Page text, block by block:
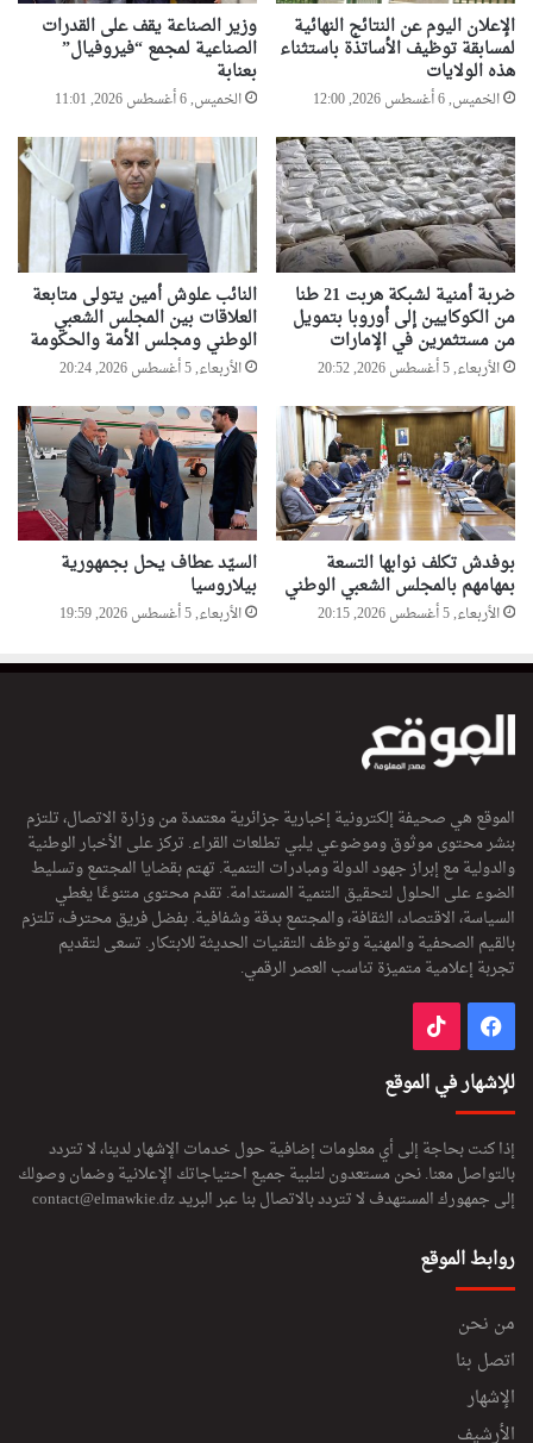
الإعلان اليوم عن النتائج النهائية
لمسابقة توظيف الأساتذة باستثناء
هذه الولايات
الخميس, 6 أغسطس 2026, 12:00
وزير الصناعة يقف على القدرات
الصناعية لمجمع “فيروفيال”
بعنابة
الخميس, 6 أغسطس 2026, 11:01
ضربة أمنية لشبكة هربت 21 طنا
من الكوكايين إلى أوروبا بتمويل
من مستثمرين في الإمارات
الأربعاء, 5 أغسطس 2026, 20:52
النائب علوش أمين يتولى متابعة
العلاقات بين المجلس الشعبي
الوطني ومجلس الأمة والحكومة
الأربعاء, 5 أغسطس 2026, 20:24
بوفدش تكلف نوابها التسعة
بمهامهم بالمجلس الشعبي الوطني
الأربعاء, 5 أغسطس 2026, 20:15
السيّد عطاف يحل بجمهورية
بيلاروسيا
الأربعاء, 5 أغسطس 2026, 19:59
الموقع هي صحيفة إلكترونية إخبارية جزائرية معتمدة من وزارة الاتصال، تلتزم
بنشر محتوى موثوق وموضوعي يلبي تطلعات القراء. تركز على الأخبار الوطنية
والدولية مع إبراز جهود الدولة ومبادرات التنمية. تهتم بقضايا المجتمع وتسليط
الضوء على الحلول لتحقيق التنمية المستدامة. تقدم محتوى متنوعًا يغطي
السياسة، الاقتصاد، الثقافة، والمجتمع بدقة وشفافية. بفضل فريق محترف، تلتزم
بالقيم الصحفية والمهنية وتوظف التقنيات الحديثة للابتكار. تسعى لتقديم
تجربة إعلامية متميزة تناسب العصر الرقمي.
فيسبوك
للإشهار في الموقع
إذا كنت بحاجة إلى أي معلومات إضافية حول خدمات الإشهار لدينا، لا تتردد
بالتواصل معنا. نحن مستعدون لتلبية جميع احتياجاتك الإعلانية وضمان وصولك
إلى جمهورك المستهدف لا تتردد بالاتصال بنا عبر البريدcontact@elmawkie.dz
روابط الموقع
من نحن
اتصل بنا
الإشهار
الأرشيف